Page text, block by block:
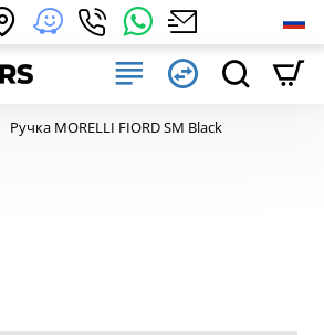
Ручка MORELLI FIORD SM Black